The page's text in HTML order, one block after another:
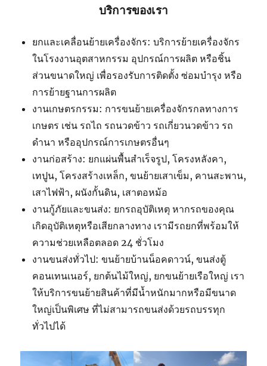
บริการของเรา
ยกและเคลื่อนย้ายเครื่องจักร: บริการย้ายเครื่องจักร
ในโรงงานอุตสาหกรรม อุปกรณ์การผลิต หรือชิ้น
ส่วนขนาดใหญ่ เพื่อรองรับการติดตั้ง ซ่อมบำรุง หรือ
การย้ายฐานการผลิต
งานเกษตรกรรม: การขนย้ายเครื่องจักรกลทางการ
เกษตร เช่น รถไถ รถนวดข้าว รถเกี่ยวนวดข้าว รถ
ดำนา หรืออุปกรณ์การเกษตรอื่นๆ
งานก่อสร้าง: ยกแผ่นพื้นสำเร็จรูป, โครงหลังคา,
เทปูน, โครงสร้างเหล็ก, ขนย้ายเสาเข็ม, คานสะพาน,
เสาไฟฟ้า, ผนังกั้นดิน, เสาตอหม้อ
งานกู้ภัยและขนส่ง: ยกรถอุบัติเหตุ หากรถของคุณ
เกิดอุบัติเหตุหรือเสียกลางทาง เรามีรถยกที่พร้อมให้
ความช่วยเหลือตลอด 24 ชั่วโมง
งานขนส่งทั่วไป: ขนย้ายบ้านน็อคดาวน์, ขนส่งตู้
คอนเทนเนอร์, ยกต้นไม้ใหญ่, ยกขนย้ายเรือใหญ่ เรา
ให้บริการขนย้ายสินค้าที่มีน้ำหนักมากหรือมีขนาด
ใหญ่เป็นพิเศษ ที่ไม่สามารถขนส่งด้วยรถบรรทุก
ทั่วไปได้